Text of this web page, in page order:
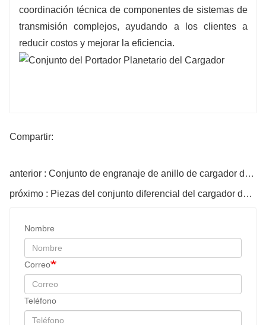
coordinación técnica de componentes de sistemas de
transmisión complejos, ayudando a los clientes a
reducir costos y mejorar la eficiencia.
Compartir:
anterior : Conjunto de engranaje de anillo de cargador de 8 toneladas
próximo : Piezas del conjunto diferencial del cargador de 5 toneladas
Nombre
Correo
Teléfono